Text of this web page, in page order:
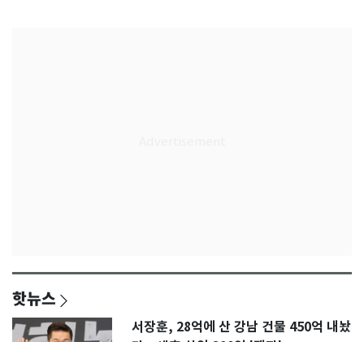
핫뉴스
서장훈, 28억에 산 강남 건물 450억 내놨